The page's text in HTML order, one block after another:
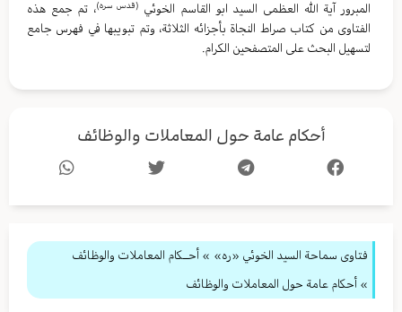
المبرور آية الله العظمى السيد ابو القاسم الخوئي (قدس سره)، تم جمع هذه
الفتاوى من كتاب صراط النجاة بأجزائه الثلاثة، وتم تبويبها في فهرس جامع
لتسهيل البحث على المتصفحين الكرام.
أحكام عامة حول المعاملات والوظائف
فتاوى سماحة السيد الخوئي «ره» » أحــكام المعاملات والوظائف
» أحكام عامة حول المعاملات والوظائف